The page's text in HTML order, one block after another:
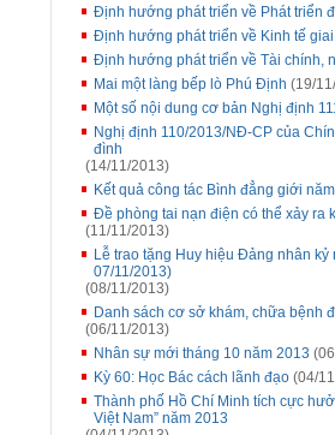
Định hướng phát triển về Phát triển
Định hướng phát triển về Kinh tế
Định hướng phát triển về Tài chính,
Mai một làng bếp lò Phú Định (19/
Một số nội dung cơ bản Nghị định
Nghị định 110/2013/NĐ-CP của
đình
(14/11/2013)
Kết quả công tác Bình đẳng giới
Đề phòng tai nạn điện có thể xảy ra
(11/11/2013)
Lễ trao tặng Huy hiệu Đảng nhân
07/11/2013)
(08/11/2013)
Danh sách cơ sở khám, chữa bệnh
(06/11/2013)
Nhân sự mới tháng 10 năm 2013
Kỳ 60: Học Bác cách lãnh đạo (04/
Thành phố Hồ Chí Minh tích cực
Việt Nam” năm 2013